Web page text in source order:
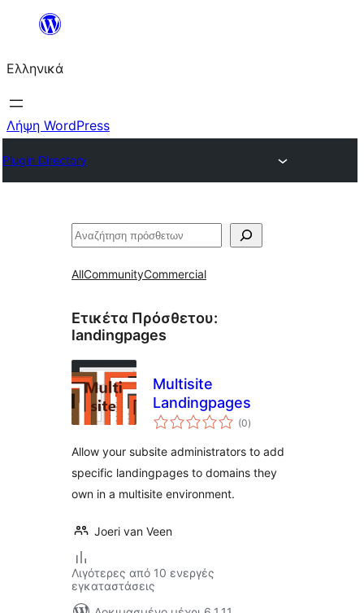
Μετάβαση
περιεχόμενο
Ελληνικά
Λήψη WordPress
Plugin Directory
Αναζήτηση
AllCommunityCommercial
Ετικέτα Πρόσθετου:
landingpages
Multisite
Landingpages
(0αξιολογήσεις
σύνολο
)
Allow your subsite administrators to add
specific landingpages to domains they
own in a multisite environment.
Joeri van Veen
Λιγότερες από 10 ενεργές
εγκαταστάσεις